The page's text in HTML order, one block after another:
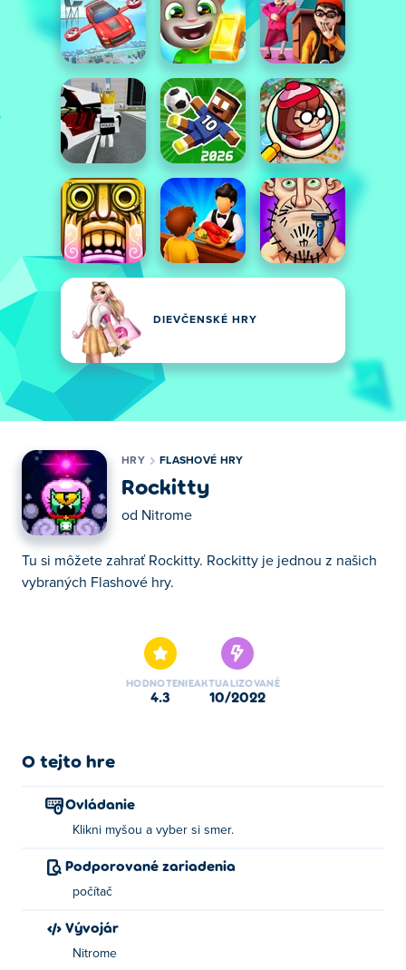
DIEVČENSKÉ HRY
HRY FLASHOVÉ HRY
Rockitty
od Nitrome
Tu si môžete zahrať Rockitty. Rockitty je jednou z našich
vybraných Flashové hry.
HODNOTENIE
4.3
AKTUALIZOVANÉ
10/2022
O tejto hre
Ovládanie
Klikni myšou a vyber si smer.
Podporované zariadenia
počítač
Vývojár
Nitrome